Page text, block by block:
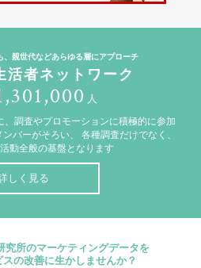
、親世代などあらゆる層にアプローチ
活者ネットワーク
人
調査やプロモーションに積極的に参加
バーがそろい、
各種調査だけでなく、
動全般の基盤となります
しく見る
究所のマーケティングデータを
の改善に生かしませんか？